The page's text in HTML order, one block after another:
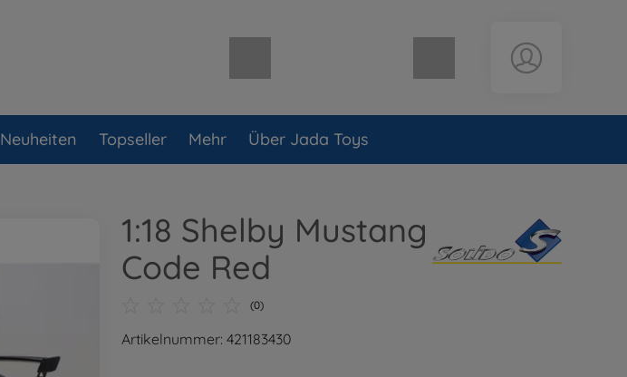
Warenkorb leer
Neuheiten Topseller Mehr Über Jada Toys
1:18 Shelby Mustang
Code Red
(0)
Artikelnummer: 421183430